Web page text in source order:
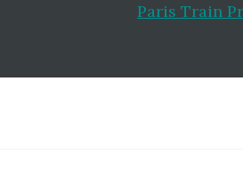
Paris Train